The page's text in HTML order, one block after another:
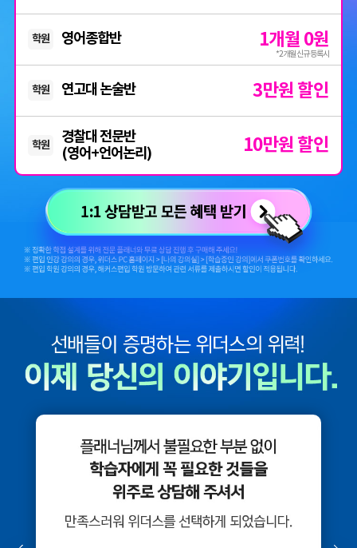
학원 영어종합반 1개월 0원
*2개월 신규 등록시
학원 연고대 논술반 3만원 할인
학원
경찰대 전문반
(영어+언어논리)
10만원 할인